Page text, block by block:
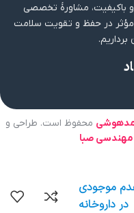
و باکیفیت، مشاورهٔ تخصصی
در حفظ و تقویت سلامت
برداریم.
مدهوشی محفوظ است. طراحی و
مهندسی صبا
موجودی
در داروخانه